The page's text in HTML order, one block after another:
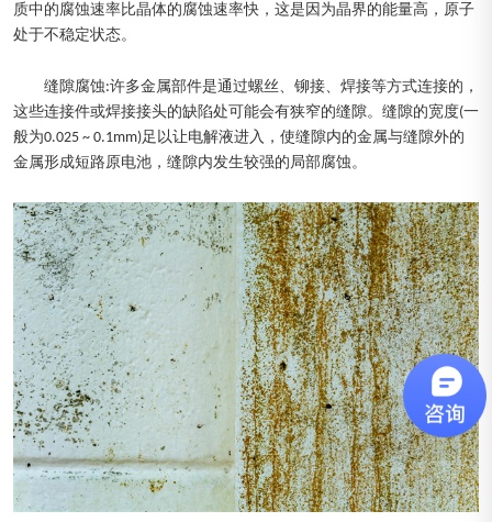
质中的腐蚀速率比晶体的腐蚀速率快，这是因为晶界的能量高，原子
处于不稳定状态。
缝隙腐蚀:许多金属部件是通过螺丝、铆接、焊接等方式连接的，
这些连接件或焊接接头的缺陷处可能会有狭窄的缝隙。缝隙的宽度(一
般为0.025 ~ 0.1mm)足以让电解液进入，使缝隙内的金属与缝隙外的
金属形成短路原电池，缝隙内发生较强的局部腐蚀。